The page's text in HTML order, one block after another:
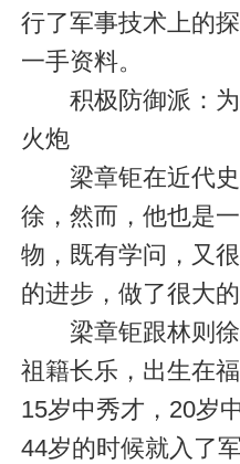
行了军事技术上的
一手资料。
积极防御派：为
火炮
梁章钜在近代史
徐，然而，他也是
物，既有学问，又
的进步，做了很大的
梁章钜跟林则徐
祖籍长乐，出生在
15岁中秀才，20岁
44岁的时候就入了